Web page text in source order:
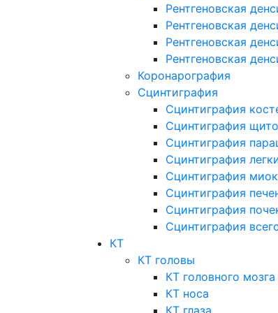
Рентгеновская
Рентгеновская
Рентгеновская
Рентгеновская
Коронарография
Сцинтиграфия
Сцинтиграфия
Сцинтиграфия
Сцинтиграфия
Сцинтиграфия
Сцинтиграфия
Сцинтиграфия
Сцинтиграфия
Сцинтиграфия
КТ
КТ головы
КТ головного мозга
КТ носа
КТ глаза